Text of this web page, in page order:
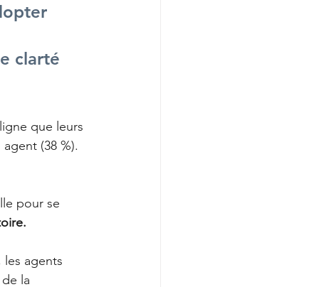
clarté
que leurs
(38 %).
pour se
agents
la